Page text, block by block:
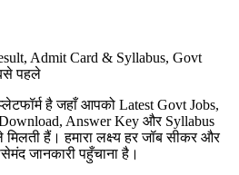
Admit Card & Syllabus, Govt
पहले
है जहाँ आपको Latest Govt Jobs,
Answer Key और Syllabus
हैं। हमारा लक्ष्य हर जॉब सीकर और
जानकारी पहुँचाना है।